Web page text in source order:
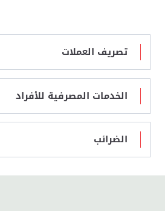
تصريف العملات
الخدمات المصرفية للأفراد
الضرائب